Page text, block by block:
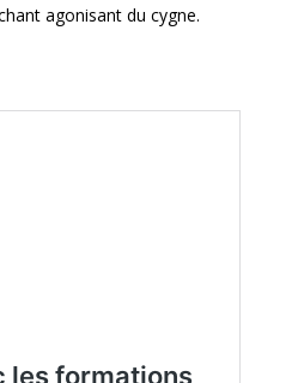
agonisant du cygne.